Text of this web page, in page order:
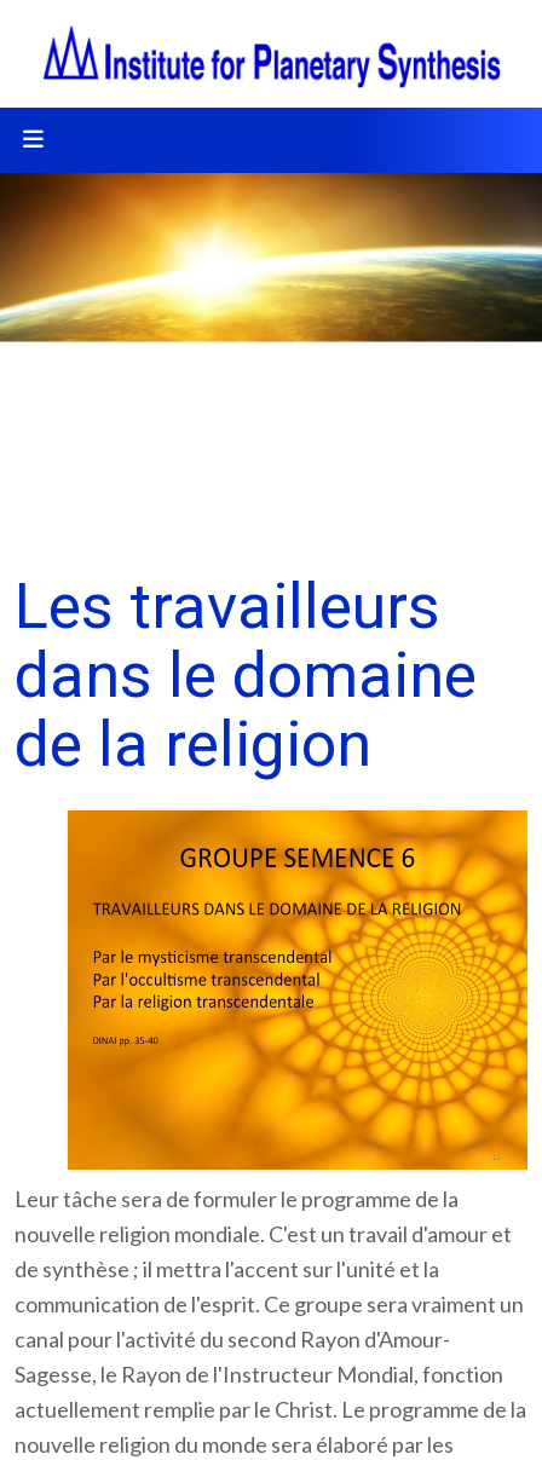
Les travailleurs
dans le domaine
de la religion
Leur tâche sera de formuler le programme de la
nouvelle religion mondiale. C'est un travail d'amour et
de synthèse ; il mettra l'accent sur l'unité et la
communication de l'esprit. Ce groupe sera vraiment un
canal pour l'activité du second Rayon d'Amour-
Sagesse, le Rayon de l'Instructeur Mondial, fonction
actuellement remplie par le Christ. Le programme de la
nouvelle religion du monde sera élaboré par les